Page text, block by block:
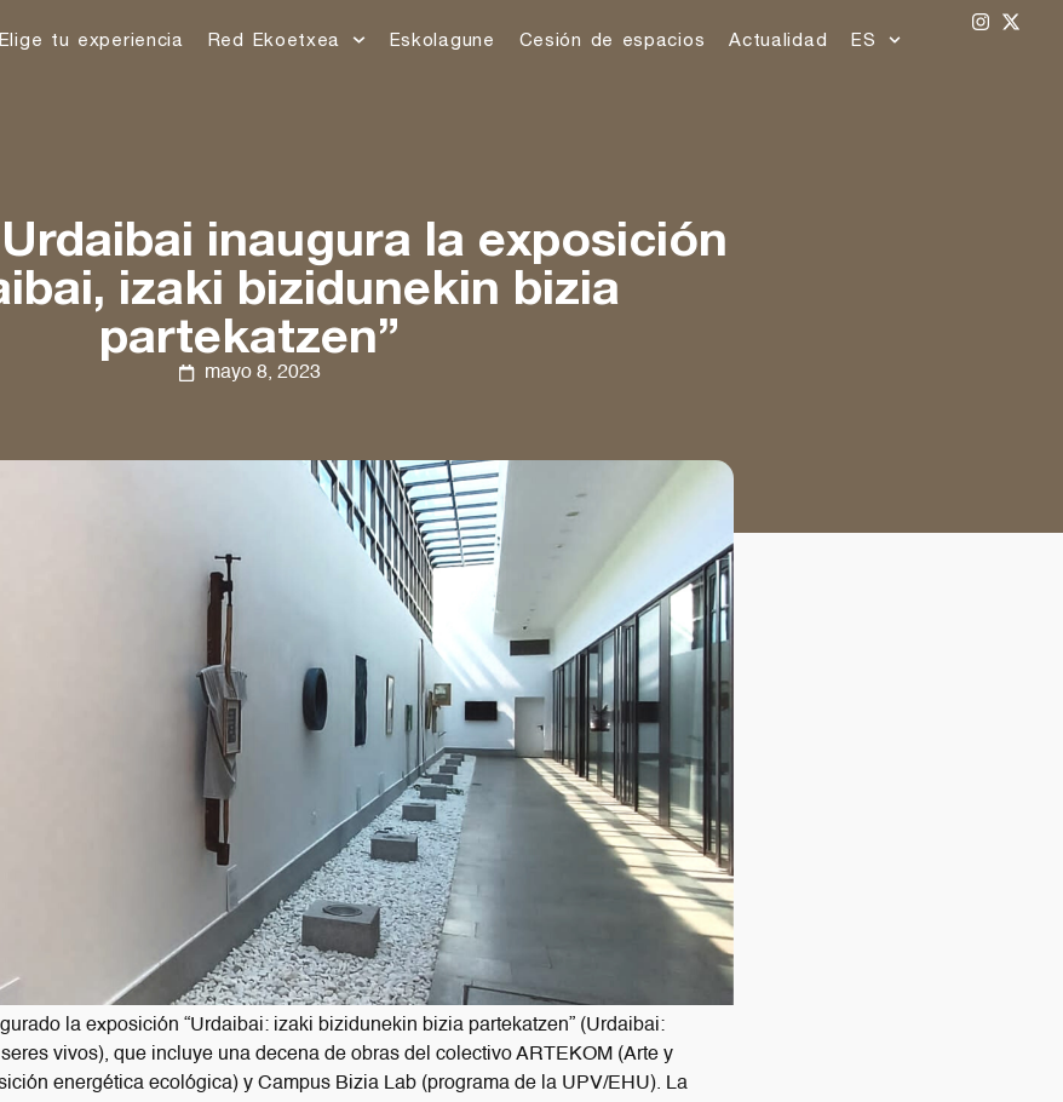
Elige tu experiencia Red Ekoetxea Eskolagune Cesión de espacios Actualidad ES
inaugura la exposición
izaki bizidunekin bizia
partekatzen”
mayo 8, 2023
la exposición “Urdaibai: izaki bizidunekin bizia partekatzen” (Urdaibai:
vivos), que incluye una decena de obras del colectivo ARTEKOM (Arte y
energética ecológica) y Campus Bizia Lab (programa de la UPV/EHU). La